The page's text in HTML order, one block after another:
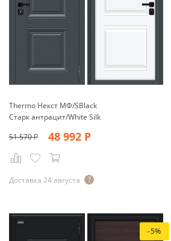
Thermo Некст МФ/SBlack
Старк антрацит/White Silk
51 570Р 48 992 Р
Доставка 24 августа
-5%